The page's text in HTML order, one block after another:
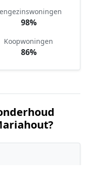
98%
Koopwoningen
86%